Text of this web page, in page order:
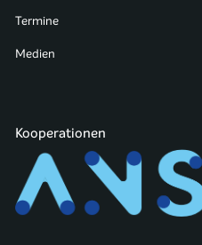
Termine
Medien
Kooperationen